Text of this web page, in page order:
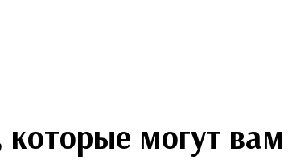
которые могут